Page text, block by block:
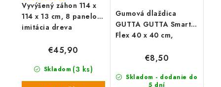
Vyvýšený záhon 114 x
114 x 13 cm, 8 panelov
imitácia dreva
Skladom (3 ks)
€45,90
Gumová dlaždica
GUTTA GUTTA Smart
Flex 40 x 40 cm,
Skladom - dodanie do
5 dní
€8,50